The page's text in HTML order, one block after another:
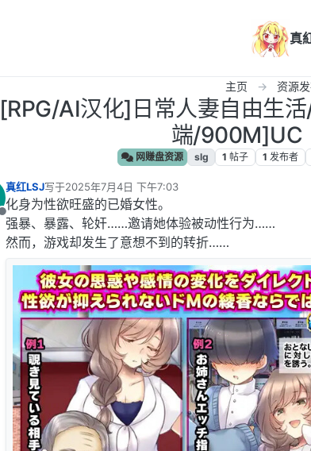
真
主页 资源
[RPG/AI汉化]日常人妻自由生
端/900M]UC
网赚盘资源 slg 1 帖子 1 发布者
离线
真红LSJ写于2025年7月4日 下午7:03
最后由 编辑
化身为性欲旺盛的已婚女性。
强暴、暴露、轮奸……邀请她体验被动性行为……
然而，游戏却发生了意想不到的转折……